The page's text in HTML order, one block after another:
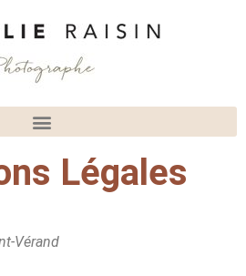
Légales
Vérand